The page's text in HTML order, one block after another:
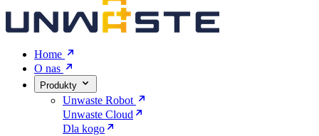
Home
O nas
Produkty
Unwaste Robot
Unwaste Cloud
Dla kogo